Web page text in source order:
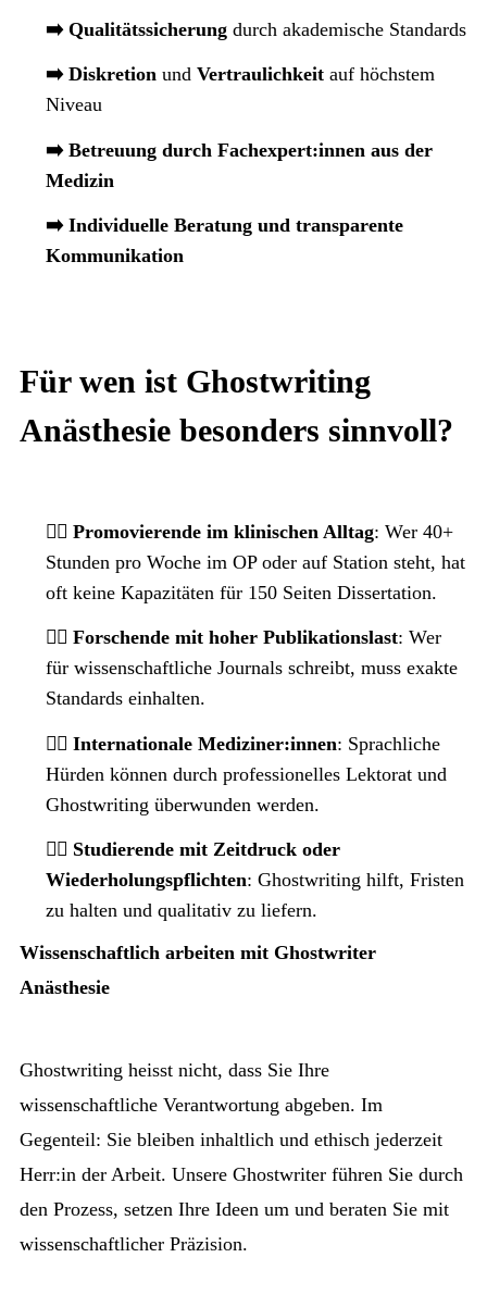
➡️ Qualitätssicherung durch akademische Standards
➡️ Diskretion undVertraulichkeit auf höchstem
Niveau
➡️ Betreuung durch Fachexpert:innen aus der
Medizin
➡️ Individuelle Beratung und transparente
Kommunikation
Für wen ist Ghostwriting
Anästhesie besonders sinnvoll?
👉🏼 Promovierende im klinischen Alltag: Wer 40+
Stunden pro Woche im OP oder auf Station steht, hat
oft keine Kapazitäten für 150 Seiten Dissertation.
👉🏼 Forschende mit hoher Publikationslast: Wer
für wissenschaftliche Journals schreibt, muss exakte
Standards einhalten.
👉🏼 Internationale Mediziner:innen: Sprachliche
Hürden können durch professionelles Lektorat und
Ghostwriting überwunden werden.
👉🏼 Studierende mit Zeitdruck oder
Wiederholungspflichten: Ghostwriting hilft, Fristen
zu halten und qualitativ zu liefern.
Wissenschaftlich arbeiten mit Ghostwriter
Anästhesie
Ghostwriting heisst nicht, dass Sie Ihre
wissenschaftliche Verantwortung abgeben. Im
Gegenteil: Sie bleiben inhaltlich und ethisch jederzeit
Herr:in der Arbeit. Unsere Ghostwriter führen Sie durch
den Prozess, setzen Ihre Ideen um und beraten Sie mit
wissenschaftlicher Präzision.